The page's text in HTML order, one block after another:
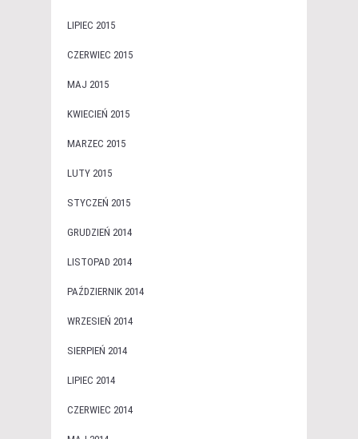
LIPIEC 2015
CZERWIEC 2015
MAJ 2015
KWIECIEŃ 2015
MARZEC 2015
LUTY 2015
STYCZEŃ 2015
GRUDZIEŃ 2014
LISTOPAD 2014
PAŹDZIERNIK 2014
WRZESIEŃ 2014
SIERPIEŃ 2014
LIPIEC 2014
CZERWIEC 2014